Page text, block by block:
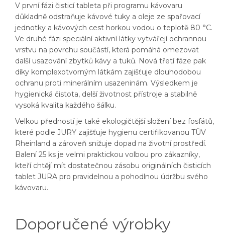
V první fázi čisticí tableta při programu kávovaru
důkladně odstraňuje kávové tuky a oleje ze spařovací
jednotky a kávových cest horkou vodou o teplotě 80 °C.
Ve druhé fázi speciální aktivní látky vytvářejí ochrannou
vrstvu na povrchu součástí, která pomáhá omezovat
další usazování zbytků kávy a tuků. Nová třetí fáze pak
díky komplexotvorným látkám zajišťuje dlouhodobou
ochranu proti minerálním usazeninám. Výsledkem je
hygienická čistota, delší životnost přístroje a stabilně
vysoká kvalita každého šálku.
Velkou předností je také ekologičtější složení bez fosfátů,
které podle JURY zajišťuje hygienu certifikovanou TÜV
Rheinland a zároveň snižuje dopad na životní prostředí.
Balení 25 ks je velmi praktickou volbou pro zákazníky,
kteří chtějí mít dostatečnou zásobu originálních čisticích
tablet JURA pro pravidelnou a pohodlnou údržbu svého
kávovaru.
Doporučené výrobky